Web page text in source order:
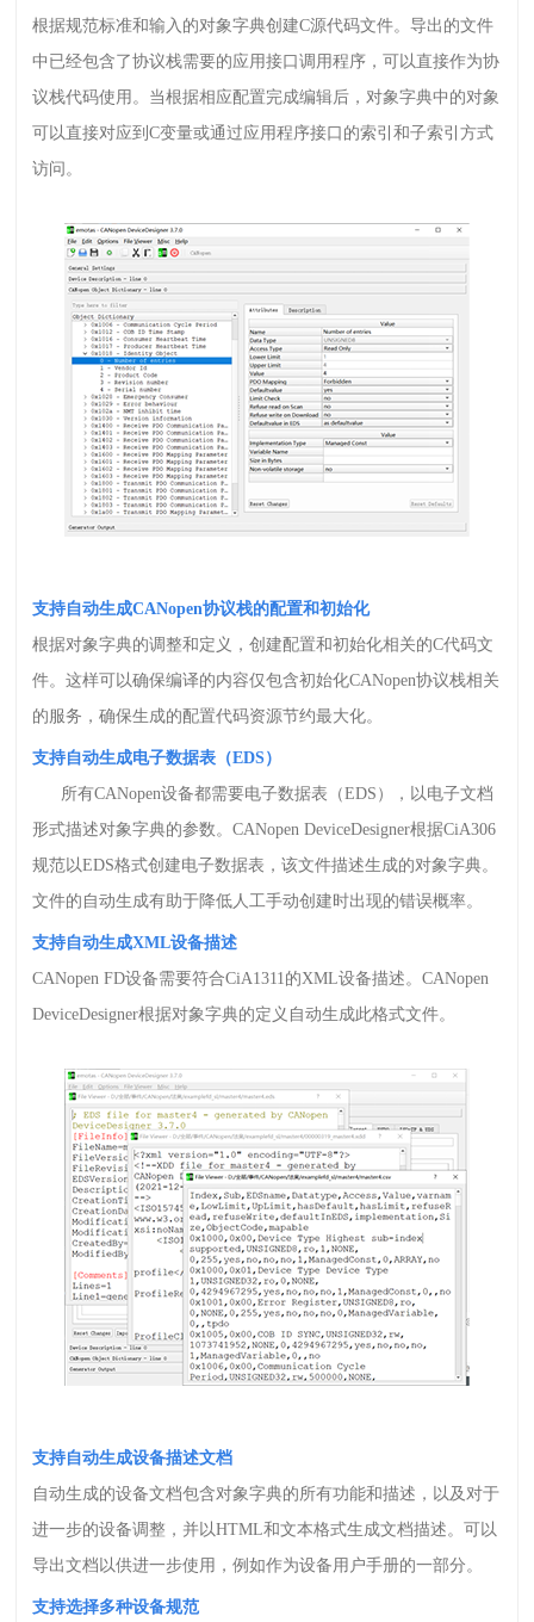
根据规范标准和输入的对象字典创建C源代码文件。导出的文件
中已经包含了协议栈需要的应用接口调用程序，可以直接作为协
议栈代码使用。当根据相应配置完成编辑后，对象字典中的对象
可以直接对应到C变量或通过应用程序接口的索引和子索引方式
访问。
支持自动生成CANopen协议栈的配置和初始化
根据对象字典的调整和定义，创建配置和初始化相关的C代码文
件。这样可以确保编译的内容仅包含初始化CANopen协议栈相关
的服务，确保生成的配置代码资源节约最大化。
支持自动生成电子数据表（EDS）
所有CANopen设备都需要电子数据表（EDS ），以电子文档
形式描述对象字典的参数。CANopen DeviceDesigner根据CiA306
规范以EDS格式创建电子数据表，该文件描述生成的对象字典。
文件的自动生成有助于降低人工手动创建时出现的错误概率。
支持自动生成XML设备描述
CANopen FD设备需要符合CiA1311的XML设备描述。CANopen
DeviceDesigner根据对象字典的定义自动生成此格式文件。
支持自动生成设备描述文档
自动生成的设备文档包含对象字典的所有功能和描述，以及对于
进一步的设备调整，并以HTML和文本格式生成文档描述。可以
导出文档以供进一步使用，例如作为设备用户手册的一部分。
支持选择多种设备规范